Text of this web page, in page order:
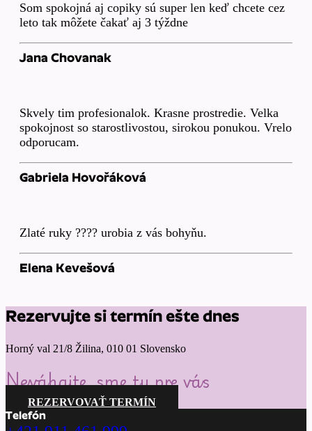
Som spokojná aj copiky sú super len keď chcete cez
leto tak môžete čakať aj 3 týždne
Jana Chovanak
Skvely tim profesionalok. Krasne prostredie. Velka
spokojnost so starostlivostou, sirokou ponukou. Vrelo
odporucam.
Gabriela Hovořáková
Zlaté ruky ???? urobia z vás bohyňu.
Elena Kevešová
Rezervujte si termín ešte dnes
Horný val 21/8 Žilina, 010 01 Slovensko
Neváhajte, sme tu pre vás
REZERVOVAŤ TERMÍN
Telefón